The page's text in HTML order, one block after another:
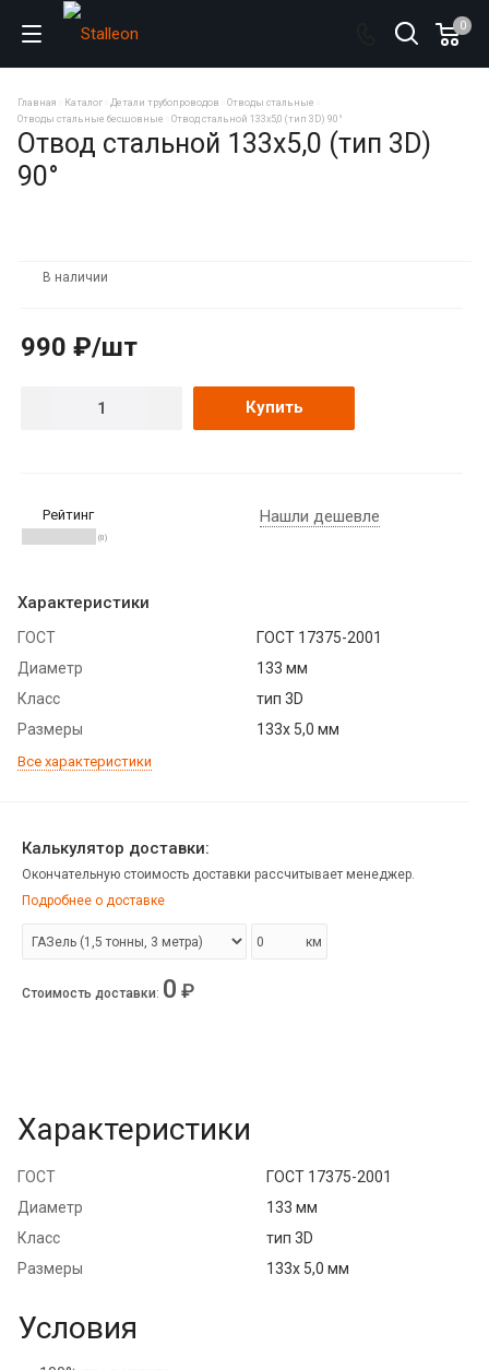
0
Главная Каталог Детали трубопроводов
Отводы стальные
Отводы стальные бесшовные
Отвод стальной 133х5,0 (тип 3D) 90°
Отвод стальной 133х5,0 (тип 3D)
90°
В наличии
990 ₽/шт
Купить
Рейтинг
(0)
Нашли дешевле
Характеристики
ГОСТ
ГОСТ 17375-2001
Диаметр
133 мм
Класс
тип 3D
Размеры
133х 5,0 мм
Все характеристики
Калькулятор доставки:
Окончательную стоимость доставки рассчитывает менеджер.
Подробнее о доставке
км
Стоимость доставки: 0 ₽
Характеристики
ГОСТ
ГОСТ 17375-2001
Диаметр
133 мм
Класс
тип 3D
Размеры
133х 5,0 мм
Условия